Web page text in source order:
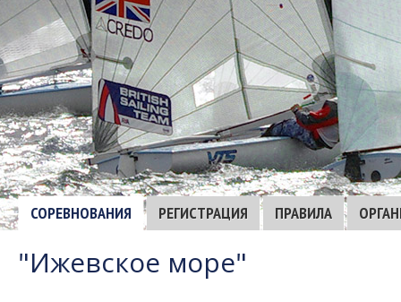
СОРЕВНОВАНИЯ РЕГИСТРАЦИЯ ПРАВИЛА
"Ижевское море"